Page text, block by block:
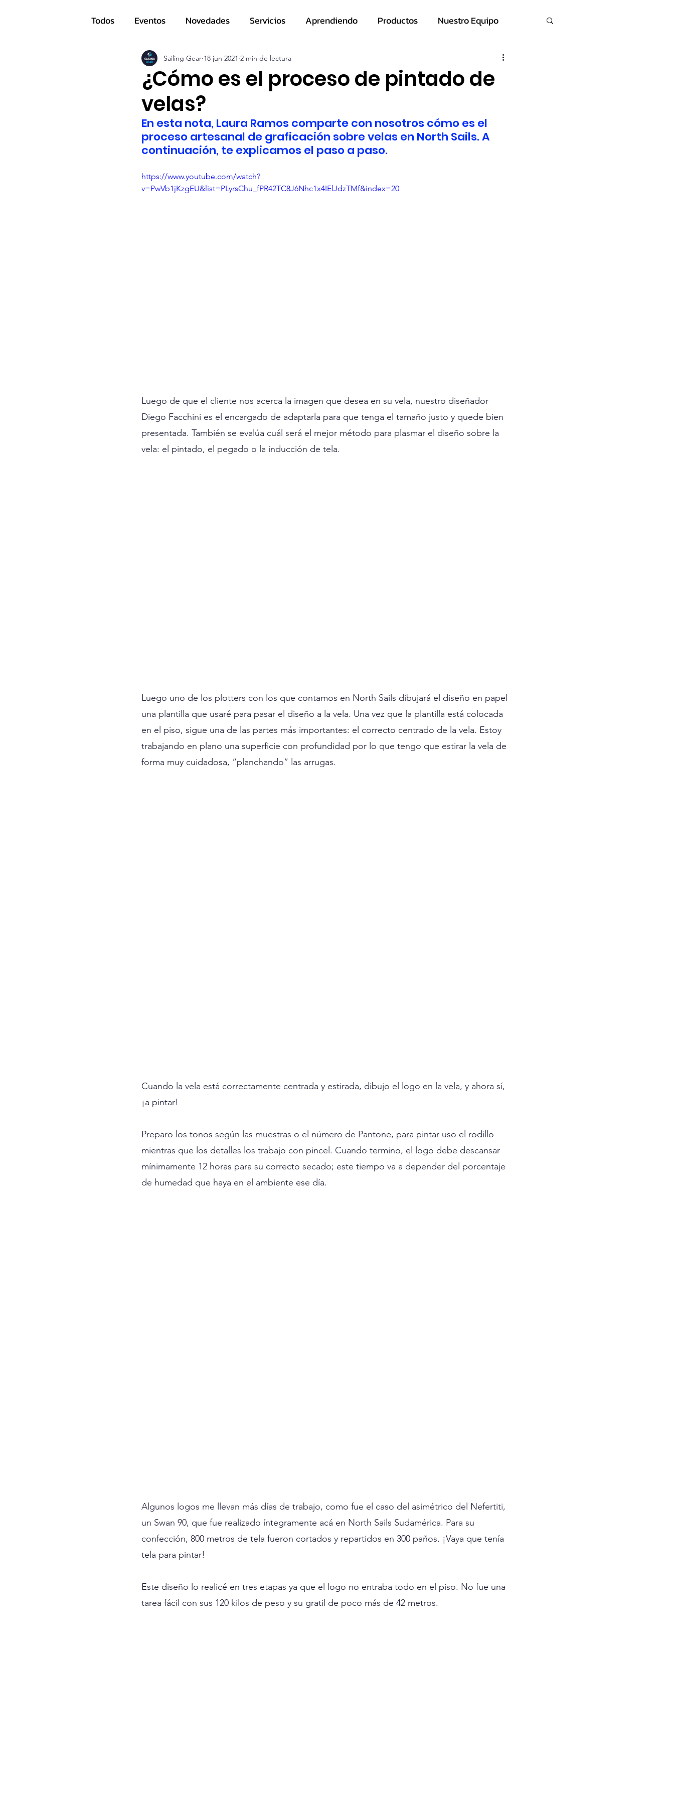
Todos Eventos Novedades Servicios Aprendiendo Productos Nuestro Equipo
Navegantes
¿Cómo es el proceso de pintado de
velas?
Sailing Gear 18 jun 2021 2 min de lectura
En esta nota, Laura Ramos comparte con nosotros cómo es el
proceso artesanal de graficación sobre velas en North Sails. A
continuación, te explicamos el paso a paso.
https://www.youtube.com/watch?
v=PwVb1jKzgEU&list=PLyrsChu_fPR42TC8J6Nhc1x4IElJdzTMf&index=20
Luego de que el cliente nos acerca la imagen que desea en su vela, nuestro diseñador
Diego Facchini es el encargado de adaptarla para que tenga el tamaño justo y quede bien
presentada. También se evalúa cuál será el mejor método para plasmar el diseño sobre la
vela: el pintado, el pegado o la inducción de tela.
Luego uno de los plotters con los que contamos en North Sails dibujará el diseño en papel
una plantilla que usaré para pasar el diseño a la vela. Una vez que la plantilla está colocada
en el piso, sigue una de las partes más importantes: el correcto centrado de la vela. Estoy
trabajando en plano una superficie con profundidad por lo que tengo que estirar la vela de
forma muy cuidadosa, “planchando” las arrugas.
Cuando la vela está correctamente centrada y estirada, dibujo el logo en la vela, y ahora sí,
¡a pintar!
Preparo los tonos según las muestras o el número de Pantone, para pintar uso el rodillo
mientras que los detalles los trabajo con pincel. Cuando termino, el logo debe descansar
mínimamente 12 horas para su correcto secado; este tiempo va a depender del porcentaje
de humedad que haya en el ambiente ese día.
Algunos logos me llevan más días de trabajo, como fue el caso del asimétrico del Nefertiti,
un Swan 90, que fue realizado íntegramente acá en North Sails Sudamérica. Para su
confección, 800 metros de tela fueron cortados y repartidos en 300 paños. ¡Vaya que tenía
tela para pintar!
Este diseño lo realicé en tres etapas ya que el logo no entraba todo en el piso. No fue una
tarea fácil con sus 120 kilos de peso y su gratil de poco más de 42 metros.